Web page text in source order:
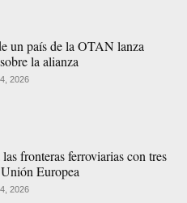
un país de la OTAN lanza
la alianza
2026
fronteras ferroviarias con tres
Europea
2026